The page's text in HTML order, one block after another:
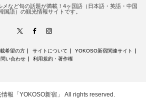
メなど旬の話題が満載！4ヶ国語（日本語・英語・中国
国語）の観光情報サイトです。
Facebook
希望の方 サイトについて
YOKOSO新宿関連サイト
問い合わせ
利用規約・著作権
報「YOKOSO新宿」 All rights reserved.